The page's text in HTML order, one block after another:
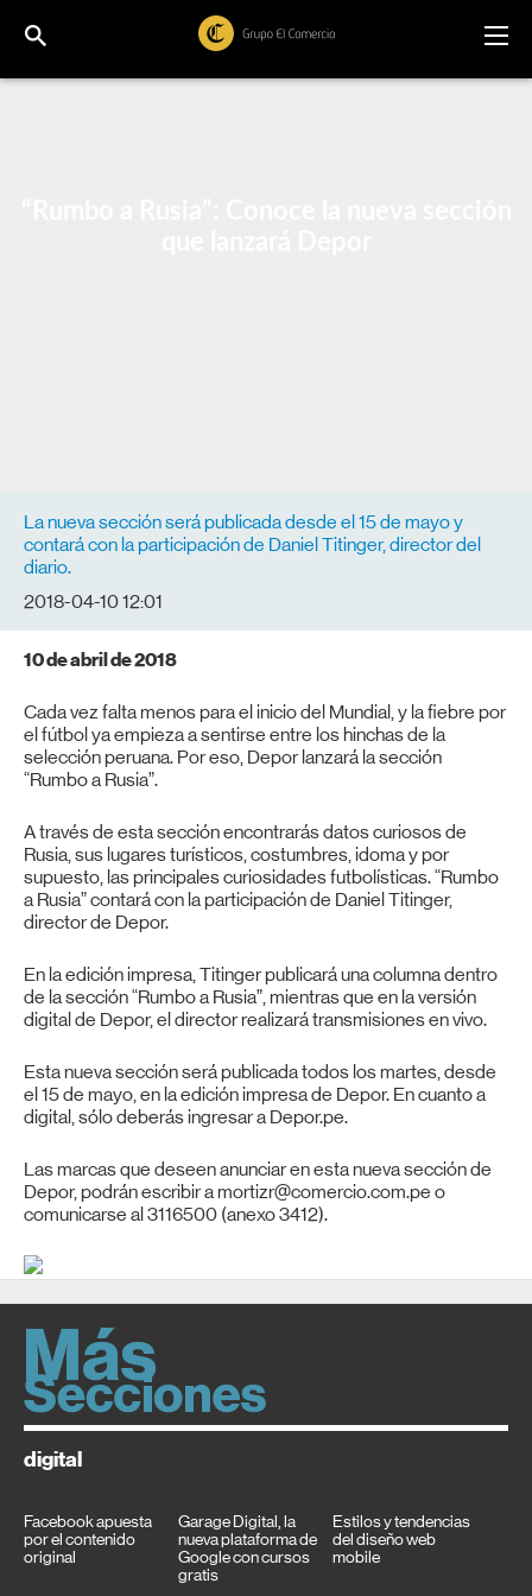
La nueva sección será publicada desde el 15 de mayo y
contará con la participación de Daniel Titinger, director del
diario.
2018-04-10 12:01
10 de abril de 2018
Cada vez falta menos para el inicio del Mundial, y la fiebre por
el fútbol ya empieza a sentirse entre los hinchas de la
selección peruana. Por eso, Depor lanzará la sección
“Rumbo a Rusia”.
A través de esta sección encontrarás datos curiosos de
Rusia, sus lugares turísticos, costumbres, idoma y por
supuesto, las principales curiosidades futbolísticas. “Rumbo
a Rusia” contará con la participación de Daniel Titinger,
director de Depor.
En la edición impresa, Titinger publicará una columna dentro
de la sección “Rumbo a Rusia”, mientras que en la versión
digital de Depor, el director realizará transmisiones en vivo.
Esta nueva sección será publicada todos los martes, desde
el 15 de mayo, en la edición impresa de Depor. En cuanto a
digital, sólo deberás ingresar a Depor.pe.
Las marcas que deseen anunciar en esta nueva sección de
Depor, podrán escribir a mortizr@comercio.com.pe o
comunicarse al 3116500 (anexo 3412).
digital
Facebook apuesta
por el contenido
original
Garage Digital, la
nueva plataforma de
Google con cursos
gratis
Estilos y tendencias
del diseño web
mobile